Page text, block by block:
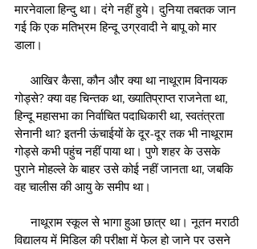
मारनेवाला हिन्दु था। दंगे नहीं हुये। दुनिया तबतक जान
गई कि एक मतिभ्रम हिन्दू उग्रवादी ने बापू को मार
डाला।
गोड्से? क्या वह चिन्तक था, ख्यातिप्राप्त राजनेता था,
हिन्दू महासभा का निर्वाचित पदाधिकारी था, स्वतंत्रता
सेनानी था? इतनी ऊंचाईयों के दूर-दूर तक भी नाथूराम
गोड्से कभी पहुंच नहीं पाया था। पुणे शहर के उसके
पुराने मोहल्ले के बाहर उसे कोई नहीं जानता था, जबकि
वह चालीस की आयु के समीप था।
     नाथूराम स्कूल से भागा हुआ छात्र था। नूतन मराठी
विद्यालय में मिडिल की परीक्षा में फेल हो जाने पर उसने